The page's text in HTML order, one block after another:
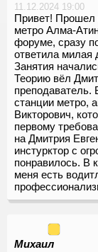
11.12.2024 19:00
Привет! Прошел
метро Алма-
форуме, сразу
ответила милая
Занятия
Теорию вёл
преподаватель.
станции метро,
Викторович,
первому
на Дмитрия
инстурктор с
понравилось. В
меня есть
Михаил